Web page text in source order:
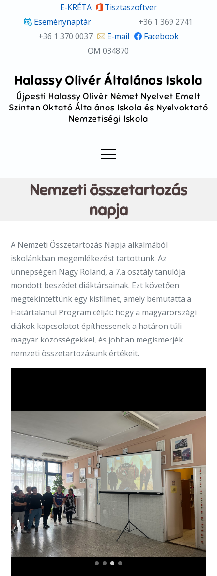
E-KRÉTA
Tisztaszoftver
Eseménynaptár
+36 1 369 2741
+36 1 370 0037
E-mail
Facebook
OM 034870
Halassy Olivér Általános Iskola
Újpesti Halassy Olivér Német Nyelvet Emelt
Szinten Oktató Általános Iskola és Nyelvoktató
Nemzetiségi Iskola
Nemzeti összetartozás
napja
A Nemzeti Összetartozás Napja alkalmából
iskolánkban megemlékezést tartottunk. Az
ünnepségen Nagy Roland, a 7.a osztály tanulója
mondott beszédet diáktársainak. Ezt követően
megtekintettünk egy kisfilmet, amely bemutatta a
Határtalanul Program célját: hogy a magyarországi
diákok kapcsolatot építhessenek a határon túli
magyar közösségekkel, és jobban megismerjék
nemzeti összetartozásunk értékeit.